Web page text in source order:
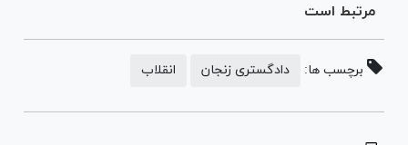
مرتبط است
برچسب ها: دادگستری زنجان انقلاب